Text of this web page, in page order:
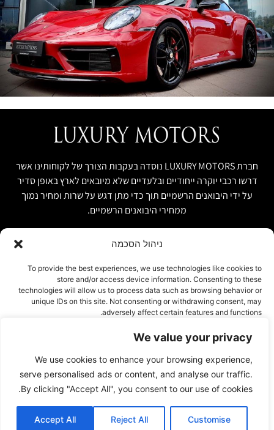
We value your privacy
We use cookies to enhance your browsing experience,
serve personalised ads or content, and analyse our traffic.
By clicking "Accept All", you consent to our use of cookies.
Customise
Reject All
Accept All
ניהול הסכמה
To provide the best experiences, we use technologies like cookies to
store and/or access device information. Consenting to these
technologies will allow us to process data such as browsing behavior or
unique IDs on this site. Not consenting or withdrawing consent, may
adversely affect certain features and functions.
דחייה
חברת LUXURY MOTORS נוסדה בעקבות הצורך של לקוחותינו אשר
דרשו רכבי יוקרה ייחודיים ובלעדיים שלא מיובאים לארץ באופן סדיר
על ידי היבואנים הרשמיים תוך כדי מתן דגש על שרות ומחיר נמוך
ממחירי היבואנים הרשמיים.
אודות
יבוא אישי ויבוא מקביל
טרייד אין ומשומשות
רכבים למכירה במלאי
צור קשר
עמוד פרטיות
074-7408590
office@luxury-motors.co.il